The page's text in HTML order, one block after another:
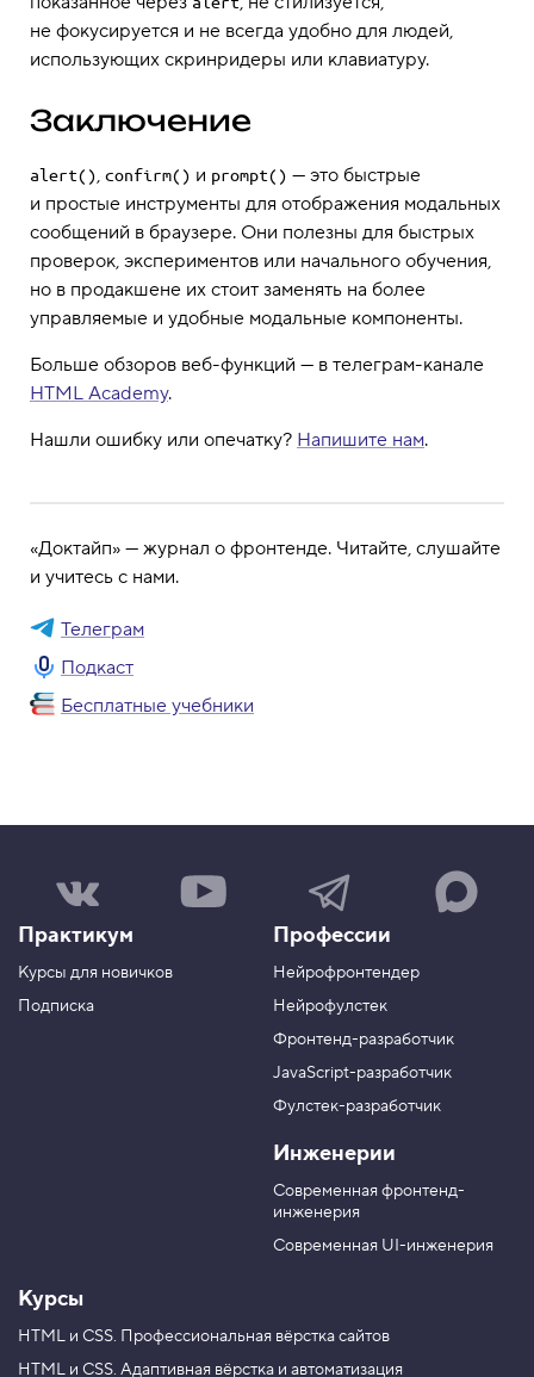
не фокусируется и не всегда удобно для людей,
использующих скринридеры или клавиатуру.
Заключение
alert(), confirm() и prompt() — это быстрые
и простые инструменты для отображения модальных
сообщений в браузере. Они полезны для быстрых
проверок, экспериментов или начального обучения,
но в продакшене их стоит заменять на более
управляемые и удобные модальные компоненты.
Больше обзоров веб-функций — в телеграм-канале
HTML Academy.
Нашли ошибку или опечатку? Напишите нам.
«Доктайп» — журнал о фронтенде. Читайте, слушайте
и учитесь с нами.
Телеграм
Подкаст
Бесплатные учебники
а
а
р
у
Н
а
а
к
н
а
в
e
e
r
a
m
Н
а
ш
в
A
Практикум
Курсы для новичков
Подписка
Профессии
Нейрофронтендер
Нейрофулстек
Фронтенд-разработчик
JavaScript-разработчик
Фулстек-разработчик
Инженерии
Современная фронтенд-
инженерия
Современная UI-инженерия
Курсы
HTML и CSS. Профессиональная вёрстка сайтов
HTML и CSS. Адаптивная вёрстка и автоматизация